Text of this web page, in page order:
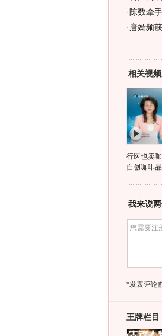
· 陈数牵
· 唐嫣频
相关视
行医也卖
自创咖啡
我来说
*发表评论
王牌栏目